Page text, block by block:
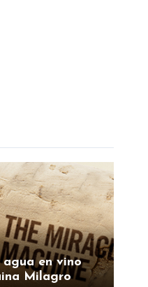
en vino
Milagro